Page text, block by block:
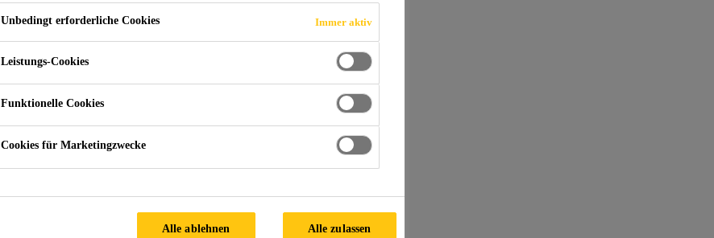
Unbedingt erforderliche Cookies Immer aktiv
Leistungs-Cookies
Funktionelle Cookies
Cookies für Marketingzwecke
Alle ablehnen Alle zulassen